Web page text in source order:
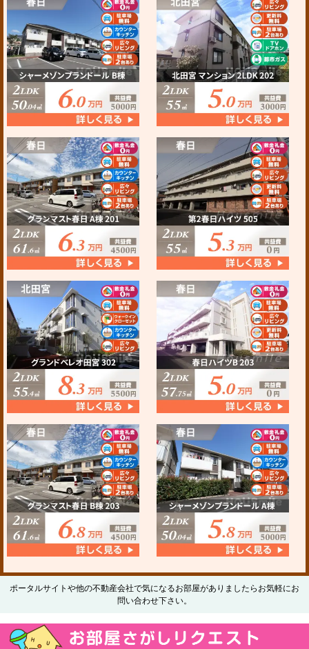
ポータルサイトや他の不動産会社で気になるお部屋がありましたらお気軽にお
問い合わせ下さい。